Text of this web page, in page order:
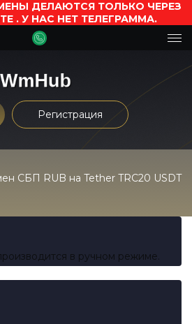
ДЕЛАЮТСЯ ТОЛЬКО ЧЕРЕЗ
. У НАС НЕТ ТЕЛЕГРАММА.
Регистрация
СБП RUB на Tether TRC20 USDT
в ручном режиме.